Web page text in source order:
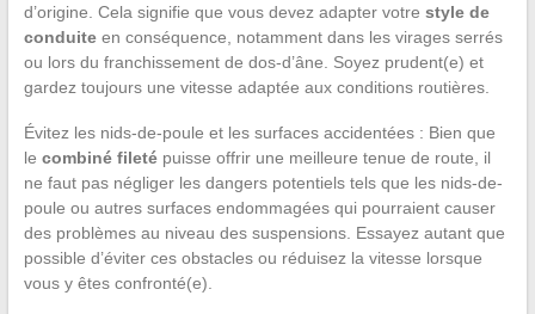
d’origine. Cela signifie que vous devez adapter votre style de
conduiteen conséquence, notamment dans les virages serrés
ou lors du franchissement de dos-d’âne. Soyez prudent(e) et
gardez toujours une vitesse adaptée aux conditions routières.
Évitez les nids-de-poule et les surfaces accidentées : Bien que
le combiné filetépuisse offrir une meilleure tenue de route, il
ne faut pas négliger les dangers potentiels tels que les nids-de-
poule ou autres surfaces endommagées qui pourraient causer
des problèmes au niveau des suspensions. Essayez autant que
possible d’éviter ces obstacles ou réduisez la vitesse lorsque
vous y êtes confronté(e).